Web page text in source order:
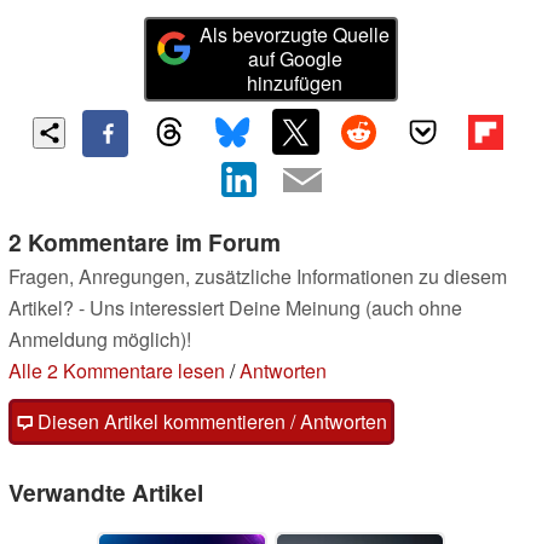
Als bevorzugte Quelle
auf Google
hinzufügen
2 Kommentare im Forum
Fragen, Anregungen, zusätzliche Informationen zu diesem
Artikel? - Uns interessiert Deine Meinung (auch ohne
Anmeldung möglich)!
Alle 2 Kommentare lesen /Antworten
Diesen Artikel kommentieren / Antworten
Verwandte Artikel